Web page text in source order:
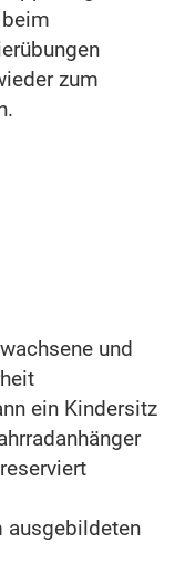
zum
und
ein Kindersitz
ausgebildeten